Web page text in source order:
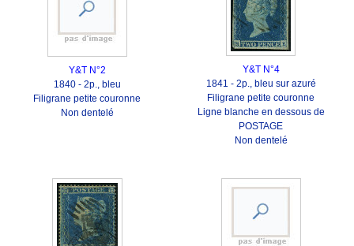
Y&T N°2
1840 - 2p., bleu
Filigrane petite couronne
Non dentelé
Y&T N°4
1841 - 2p., bleu sur azuré
Filigrane petite couronne
Ligne blanche en dessous de
POSTAGE
Non dentelé